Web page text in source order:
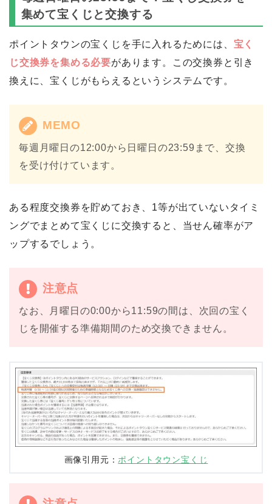
集めて宝くじと交換する
ポイントタウンの宝くじを手に入れるためには、 宝く
じ交換券を集める必要があります。この交換券と引き
換えに、宝くじがもらえるというシステムです。
MEMO
毎週月曜日の12:00から日曜日の23:59まで、交換
を受け付けています。
ある程度交換券を貯めておき、1等が出ていないタイミ
ングでまとめて宝くじに交換すると、当せん確率がア
ップするでしょう。
注意点
なお、月曜日の0:00から11:59の間は、次回の宝く
じを開催する準備期間のため交換できません。
画像引用元：ポイントタウン宝くじ